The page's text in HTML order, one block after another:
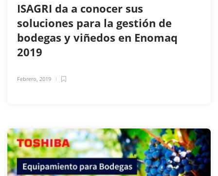
ISAGRI da a conocer sus
soluciones para la gestión de
bodegas y viñedos en Enomaq
2019
Febrero, 2019